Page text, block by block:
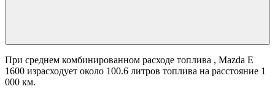
При среднем комбинированном расходе топлива , Mazda E
1600 израсходует около 100.6 литров топлива на расстояние 1
000 км.